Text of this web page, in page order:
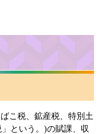
こ税、鉱産税、特別土
という。)の賦課、収